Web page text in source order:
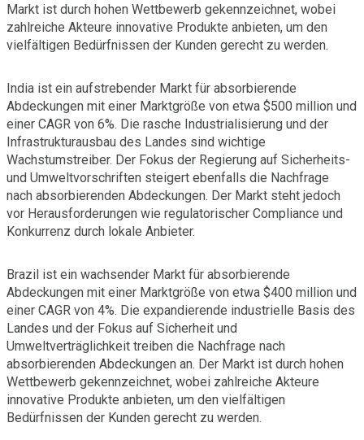
Markt ist durch hohen Wettbewerb gekennzeichnet, wobei
zahlreiche Akteure innovative Produkte anbieten, um den
vielfältigen Bedürfnissen der Kunden gerecht zu werden.
India ist ein aufstrebender Markt für absorbierende
Abdeckungen mit einer Marktgröße von etwa $500 million und
einer CAGR von 6%. Die rasche Industrialisierung und der
Infrastrukturausbau des Landes sind wichtige
Wachstumstreiber. Der Fokus der Regierung auf Sicherheits-
und Umweltvorschriften steigert ebenfalls die Nachfrage
nach absorbierenden Abdeckungen. Der Markt steht jedoch
vor Herausforderungen wie regulatorischer Compliance und
Konkurrenz durch lokale Anbieter.
Brazil ist ein wachsender Markt für absorbierende
Abdeckungen mit einer Marktgröße von etwa $400 million und
einer CAGR von 4%. Die expandierende industrielle Basis des
Landes und der Fokus auf Sicherheit und
Umweltverträglichkeit treiben die Nachfrage nach
absorbierenden Abdeckungen an. Der Markt ist durch hohen
Wettbewerb gekennzeichnet, wobei zahlreiche Akteure
innovative Produkte anbieten, um den vielfältigen
Bedürfnissen der Kunden gerecht zu werden.